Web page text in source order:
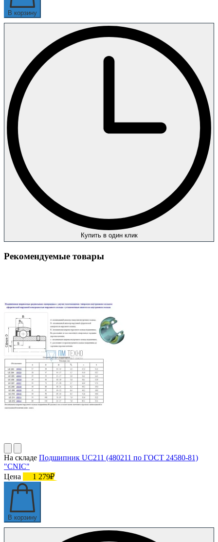
В корзину
Купить в один клик
Рекомендуемые товары
На складе Подшипник UC211 (480211 по ГОСТ 24580-81)
"CNIC"
Цена
1 279₽
В корзину